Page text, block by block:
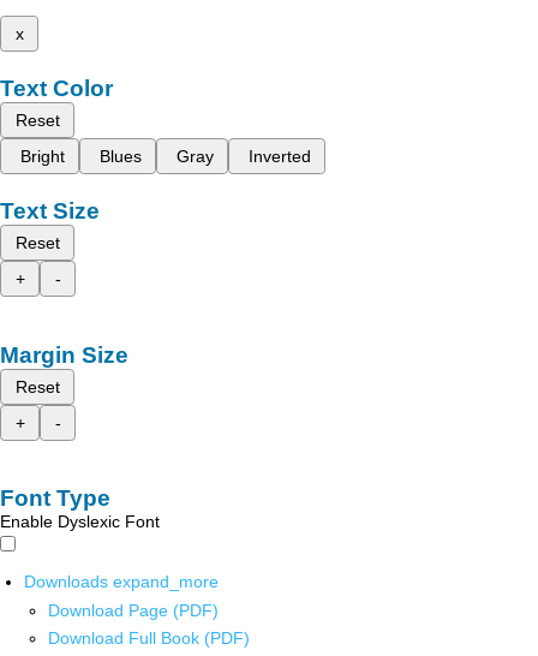
x
Text Color
Reset
Bright
Blues Gray Inverted
Text Size
Reset
+
-
Margin Size
Reset
+
-
Font Type
Enable Dyslexic Font
Downloads expand_more
Download Page (PDF)
Download Full Book (PDF)